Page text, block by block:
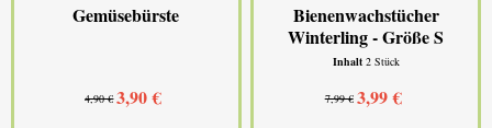
Gemüsebürste
4,90 € 3,90 €
Bienenwachstücher
Winterling - Größe S
Inhalt 2 Stück
7,99 € 3,99 €